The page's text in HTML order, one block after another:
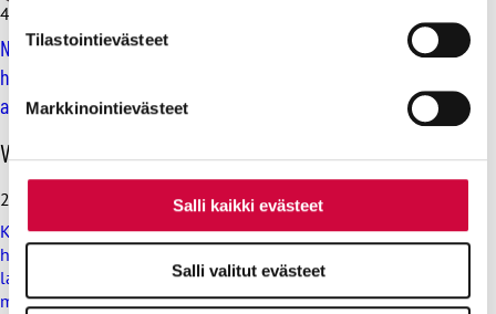
parantavia, ja osaa käytetään tilastointi- tai
Tilastointievästeet
Markkinointievästeet
Salli kaikki evästeet
Salli valitut evästeet
4.3.2024
Näin hallituksen giljotiini iskee arkeesi: potkujen antaminen
helpommaksi, lakko-oikeus uhattuna, työttömyysturvaa ja
asumistukia leikattiin jo
O
h
i
t
a
v
i
i
Viimeisimmät uutiset
28.7.2026
Koulutus ja kasvatus pitää järjestää lasten ja nuorten
hyvinvoinnin ehdoilla – Ammattiliitto JHL on antanut
lausunnon koulujen ja oppilaitosten loma-aikoja koskevasta
muistioluonnoksesta